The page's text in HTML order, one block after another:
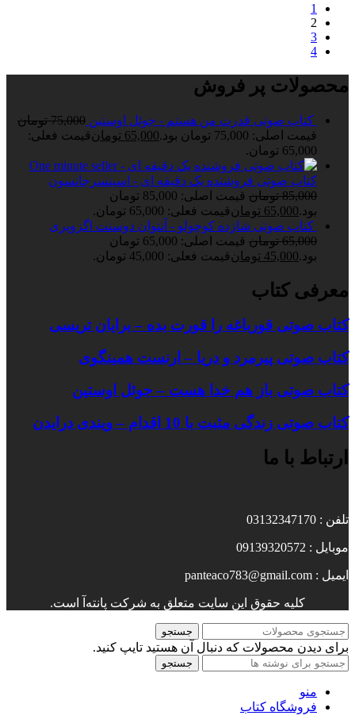
1
2
3
4
محصولات پر فروش
کتاب صوتی قدرت من هستم - جوئل اوستین 75,000 تومان
قیمت اصلی: 75,000 تومان بود.
65,000 تومانقیمت فعلی:
65,000 تومان.
کتاب صوتی فروشنده یک دقیقه ای - اسپنسرجانسون
85,000 تومان
قیمت اصلی: 85,000 تومان
بود.65,000 تومانقیمت فعلی: 65,000 تومان.
کتاب صوتی شازده کوچولو - آنتوان دوسنت اگزوپری
65,000 تومان
قیمت اصلی: 65,000 تومان
بود.45,000 تومانقیمت فعلی: 45,000 تومان.
معرفی کتاب
کتاب صوتی قورباغه را قورت بده – برایان تریسی
کتاب صوتی پیرمرد و دریا – ارنست همینگوی
کتاب صوتی باز هم خدا هست – جوئل اوستین
کتاب صوتی زندگی مثبت با 10 اقدام – ویندی درایدن
ارتباط با ما
تلفن : 03132347170
موبایل : 09139320572
ایمیل : panteaco783@gmail.com
کلیه حقوق این سایت متعلق به شرکت پانته‌آ است.
جستجو
برای دیدن محصولات که دنبال آن هستید تایپ کنید.
جستجو
منو
فروشگاه کتاب